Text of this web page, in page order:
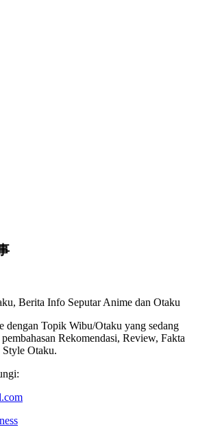
Berita Info Seputar Anime dan Otaku
dengan Topik Wibu/Otaku yang sedang
Rekomendasi, Review, Fakta
Otaku.